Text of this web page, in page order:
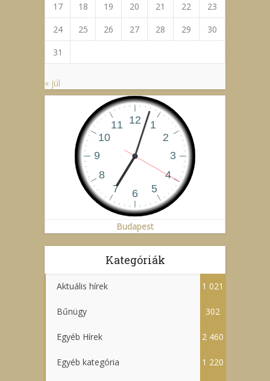
17
18 19 20 21 22
23
24
25 26 27 28 29
30
31
« júl
Budapest
Kategóriák
Aktuális hírek 1 021
Bűnügy 302
Egyéb Hírek 2 460
Egyéb kategória 1 220